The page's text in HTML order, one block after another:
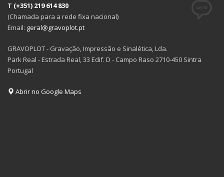
T (+351) 219 614 830
(Chamada para a rede fixa nacional)
Email: geral@gravoplot.pt
GRAVOPLOT - Gravação, Impressão e Sinalética, Lda.
Park Real - Estrada Real, 33 Edif. D - Campo Raso 2710-450 Sintra
Portugal
Abrir no Google Maps